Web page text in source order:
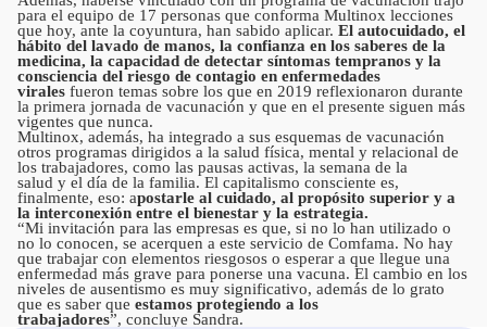
para el equipo de 17 personas que conforma Multinox lecciones
que hoy, ante la coyuntura, han sabido aplicar. El autocuidado, el
hábito del lavado de manos, la confianza en los saberes de la
medicina, la capacidad de detectar síntomas tempranos y la
consciencia del riesgo de contagio en enfermedades
virales fueron temas sobre los que en 2019 reflexionaron durante
la primera jornada de vacunación y que en el presente siguen más
vigentes que nunca.
Multinox, además, ha integrado a sus esquemas de vacunación
otros programas dirigidos a la salud física, mental y relacional de
los trabajadores, como las pausas activas, la semana de la
salud y el día de la familia. El capitalismo consciente es,
finalmente, eso: apostarle al cuidado, al propósito superior y a
la interconexión entre el bienestar y la estrategia.
“Mi invitación para las empresas es que, si no lo han utilizado o
no lo conocen, se acerquen a este servicio de Comfama. No hay
que trabajar con elementos riesgosos o esperar a que llegue una
enfermedad más grave para ponerse una vacuna. El cambio en los
niveles de ausentismo es muy significativo, además de lo grato
que es saber que estamos protegiendo a los
trabajadores”, concluye Sandra.